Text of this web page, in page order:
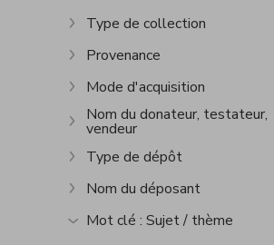
Show more
Type de collection
Show more
Provenance
Show more
Mode d'acquisition
Show more
Nom du donateur, testateur,
vendeur
Show more
Type de dépôt
Show more
Nom du déposant
Show more
Mot clé : Sujet / thème